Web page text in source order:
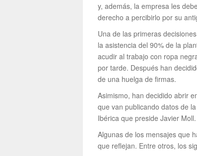
y, además, la empresa les
derecho a percibirlo por su
Una de las primeras
la asistencia del 90% de la
acudir al trabajo con ropa
por tarde. Después han
de una huelga de firmas.
Asimismo, han decidido abrir
que van publicando datos de
Ibérica que preside Javier Moll.
Algunas de los mensajes que
que reflejan. Entre otros, los